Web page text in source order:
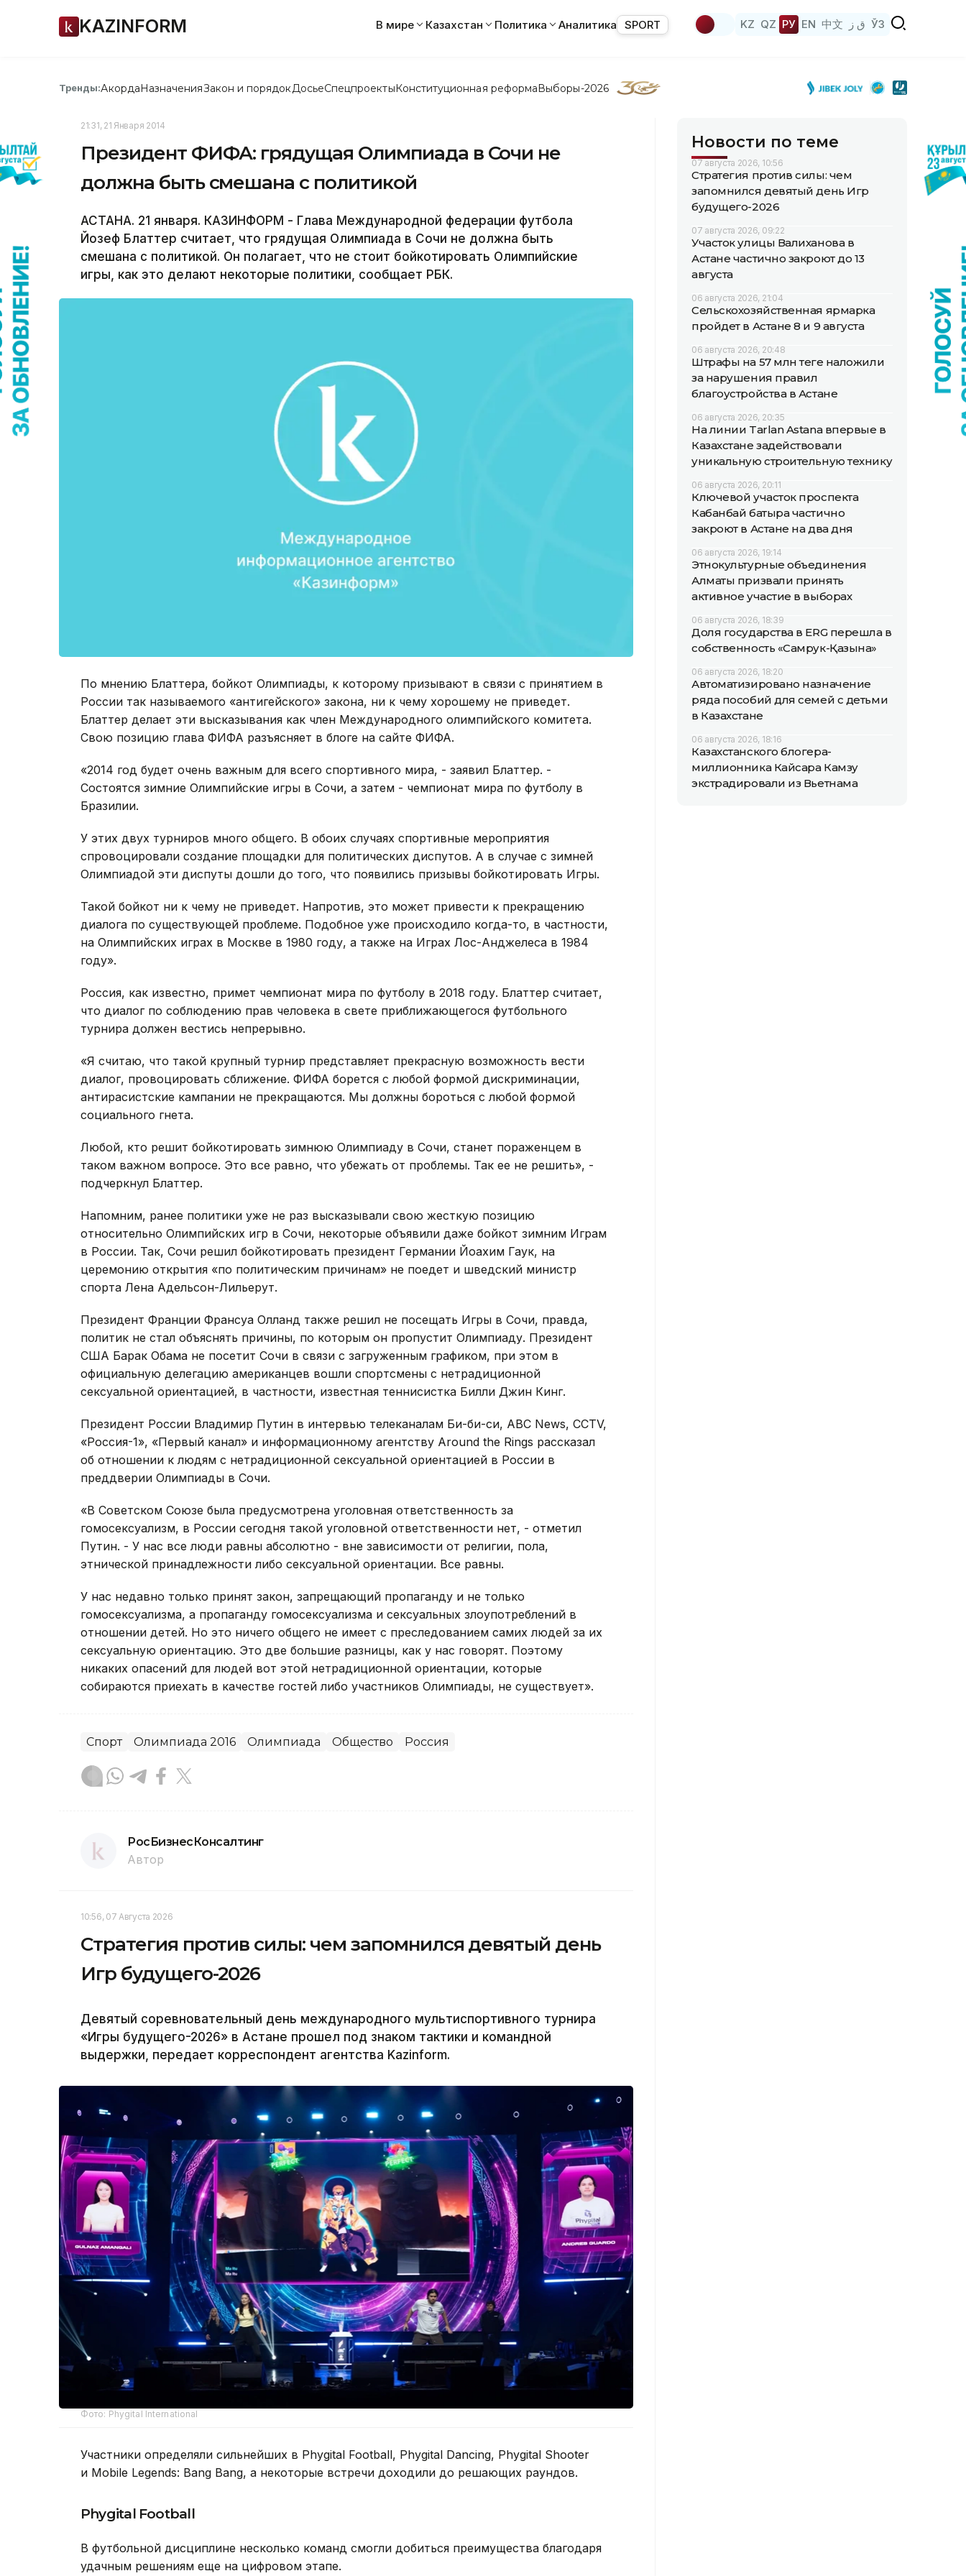
KAZINFORM В мире Казахстан Политика Аналитика SPORT KZ QZ РУ EN 中文 ق ز ЎЗ
Тренды:АкордаНазначенияЗакон и порядок ДосьеСпецпроектыКонституционная реформаВыборы-2026
21:31, 21 Января 2014
Президент ФИФА: грядущая Олимпиада в Сочи не
должна быть смешана с политикой
АСТАНА. 21 января. КАЗИНФОРМ - Глава Международной федерации футбола
Йозеф Блаттер считает, что грядущая Олимпиада в Сочи не должна быть
смешана с политикой. Он полагает, что не стоит бойкотировать Олимпийские
игры, как это делают некоторые политики, сообщает РБК.
По мнению Блаттера, бойкот Олимпиады, к которому призывают в связи с принятием в
России так называемого «антигейского» закона, ни к чему хорошему не приведет.
Блаттер делает эти высказывания как член Международного олимпийского комитета.
Свою позицию глава ФИФА разъясняет в блоге на сайте ФИФА.
«2014 год будет очень важным для всего спортивного мира, - заявил Блаттер. -
Состоятся зимние Олимпийские игры в Сочи, а затем - чемпионат мира по футболу в
Бразилии.
У этих двух турниров много общего. В обоих случаях спортивные мероприятия
спровоцировали создание площадки для политических диспутов. А в случае с зимней
Олимпиадой эти диспуты дошли до того, что появились призывы бойкотировать Игры.
Такой бойкот ни к чему не приведет. Напротив, это может привести к прекращению
диалога по существующей проблеме. Подобное уже происходило когда-то, в частности,
на Олимпийских играх в Москве в 1980 году, а также на Играх Лос-Анджелеса в 1984
году».
Россия, как известно, примет чемпионат мира по футболу в 2018 году. Блаттер считает,
что диалог по соблюдению прав человека в свете приближающегося футбольного
турнира должен вестись непрерывно.
«Я считаю, что такой крупный турнир представляет прекрасную возможность вести
диалог, провоцировать сближение. ФИФА борется с любой формой дискриминации,
антирасистские кампании не прекращаются. Мы должны бороться с любой формой
социального гнета.
Любой, кто решит бойкотировать зимнюю Олимпиаду в Сочи, станет пораженцем в
таком важном вопросе. Это все равно, что убежать от проблемы. Так ее не решить», -
подчеркнул Блаттер.
Напомним, ранее политики уже не раз высказывали свою жесткую позицию
относительно Олимпийских игр в Сочи, некоторые объявили даже бойкот зимним Играм
в России. Так, Сочи решил бойкотировать президент Германии Йоахим Гаук, на
церемонию открытия «по политическим причинам» не поедет и шведский министр
спорта Лена Адельсон-Лильерут.
Президент Франции Франсуа Олланд также решил не посещать Игры в Сочи, правда,
политик не стал объяснять причины, по которым он пропустит Олимпиаду. Президент
США Барак Обама не посетит Сочи в связи с загруженным графиком, при этом в
официальную делегацию американцев вошли спортсмены с нетрадиционной
сексуальной ориентацией, в частности, известная теннисистка Билли Джин Кинг.
Президент России Владимир Путин в интервью телеканалам Би-би-си, ABC News, CCTV,
«Россия-1», «Первый канал» и информационному агентству Around the Rings рассказал
об отношении к людям с нетрадиционной сексуальной ориентацией в России в
преддверии Олимпиады в Сочи.
«В Советском Союзе была предусмотрена уголовная ответственность за
гомосексуализм, в России сегодня такой уголовной ответственности нет, - отметил
Путин. - У нас все люди равны абсолютно - вне зависимости от религии, пола,
этнической принадлежности либо сексуальной ориентации. Все равны.
У нас недавно только принят закон, запрещающий пропаганду и не только
гомосексуализма, а пропаганду гомосексуализма и сексуальных злоупотреблений в
отношении детей. Но это ничего общего не имеет с преследованием самих людей за их
сексуальную ориентацию. Это две большие разницы, как у нас говорят. Поэтому
никаких опасений для людей вот этой нетрадиционной ориентации, которые
собираются приехать в качестве гостей либо участников Олимпиады, не существует».
Спорт Олимпиада 2016 Олимпиада Общество Россия
РосБизнесКонсалтинг
Автор
10:56, 07 Августа 2026
Стратегия против силы: чем запомнился девятый день
Игр будущего-2026
Девятый соревновательный день международного мультиспортивного турнира
«Игры будущего-2026» в Астане прошел под знаком тактики и командной
выдержки, передает корреспондент агентства Kazinform.
Фото: Phygital International
Участники определяли сильнейших в Phygital Football, Phygital Dancing, Phygital Shooter
и Mobile Legends: Bang Bang, а некоторые встречи доходили до решающих раундов.
Phygital Football
В футбольной дисциплине несколько команд смогли добиться преимущества благодаря
удачным решениям еще на цифровом этапе.
Новости по теме
07 августа 2026, 10:56
Стратегия против силы: чем
запомнился девятый день Игр
будущего-2026
07 августа 2026, 09:22
Участок улицы Валиханова в
Астане частично закроют до 13
августа
06 августа 2026, 21:04
Сельскохозяйственная ярмарка
пройдет в Астане 8 и 9 августа
06 августа 2026, 20:48
Штрафы на 57 млн теңге наложили
за нарушения правил
благоустройства в Астане
06 августа 2026, 20:35
На линии Tarlan Astana впервые в
Казахстане задействовали
уникальную строительную технику
06 августа 2026, 20:11
Ключевой участок проспекта
Кабанбай батыра частично
закроют в Астане на два дня
06 августа 2026, 19:14
Этнокультурные объединения
Алматы призвали принять
активное участие в выборах
06 августа 2026, 18:39
Доля государства в ERG перешла в
собственность «Самрук-Қазына»
06 августа 2026, 18:20
Автоматизировано назначение
ряда пособий для семей с детьми
в Казахстане
06 августа 2026, 18:16
Казахстанского блогера-
миллионника Кайсара Камзу
экстрадировали из Вьетнама